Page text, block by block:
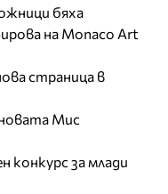
бяха
на Monaco Art
страница в
Мис
конкурс за млади